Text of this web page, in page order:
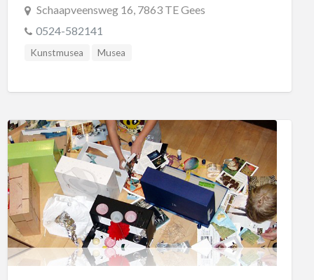
Schaapveensweg 16, 7863 TE Gees
0524-582141
Kunstmusea Musea